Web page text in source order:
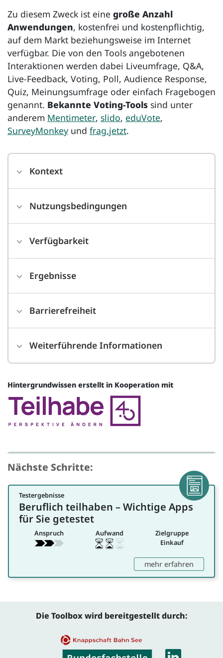
Zu diesem Zweck ist eine große Anzahl
Anwendungen, kostenfrei und kostenpflichtig,
auf dem Markt beziehungsweise im Internet
verfügbar. Die von den Tools angebotenen
Interaktionen werden dabei Liveumfrage, Q&A,
Live-Feedback, Voting, Poll, Audience Response,
Quiz, Meinungsumfrage oder einfach Fragebogen
genannt. Bekannte Voting-Tools sind unter
anderem Mentimeter, slido, eduVote,
SurveyMonkey und frag.jetzt.
Kontext
Nutzungsbedingungen
Verfügbarkeit
Ergebnisse
Barrierefreiheit
Weiterführende Informationen
Quelle
Hintergrundwissen erstellt in Kooperation mit
Nächste Schritte:
Testergebnisse
für Einkauf
Beruflich teilhaben – Wichtige Apps
für Sie getestet
Artikel
Anspruch Aufwand
Zielgruppe
Einkauf
mehr erfahren
Die Toolbox wird bereitgestellt durch: